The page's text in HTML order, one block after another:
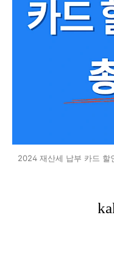
2024 재산세 납부 카드 할